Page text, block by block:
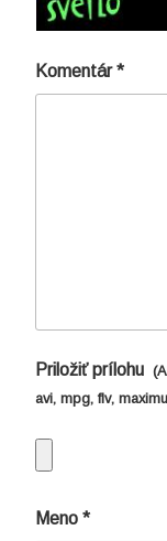
Komentár*
Priložiť prílohu
avi, mpg, flv,
Meno *